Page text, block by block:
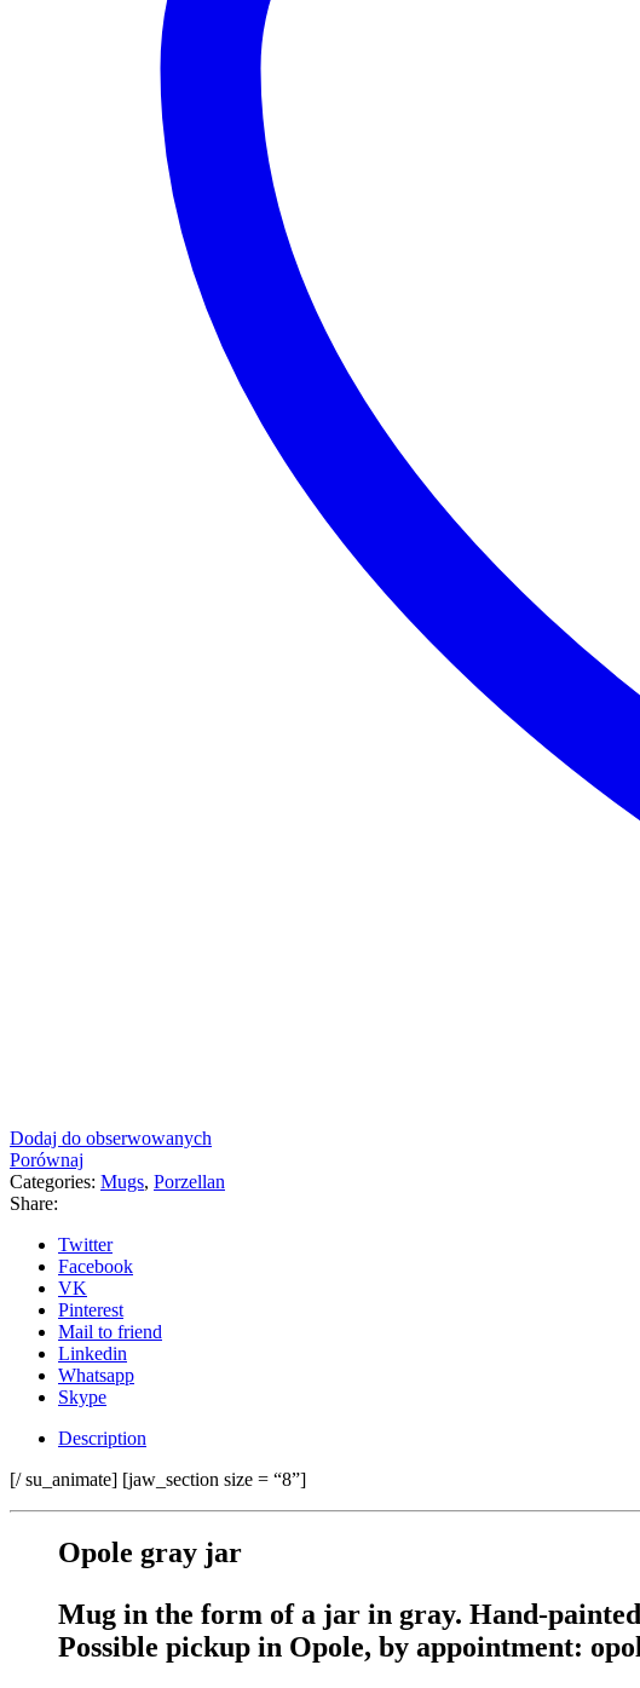
Dodaj do obserwowanych
Porównaj
Categories: Mugs, Porzellan
Share:
Twitter
Facebook
VK
Pinterest
Mail to friend
Linkedin
Whatsapp
Skype
Description
[/ su_animate] [jaw_section size = “8”]
Opole gray jar
Mug in the form of a jar in gray. Hand-
Possible pickup in Opole, by appointment: